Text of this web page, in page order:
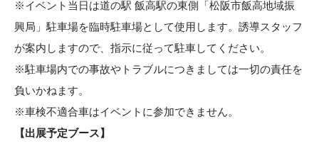
※イベント当日は道の駅 飯高駅の東側「松阪市飯高地域振
興局」駐車場を臨時駐車場として使用します。誘導スタッフ
が案内しますので、指示に従って駐車してください。
※駐車場内での事故やトラブルにつきましては一切の責任を
負いかねます。
※車検不適合車はイベントに参加できません。
【出展予定ブース】